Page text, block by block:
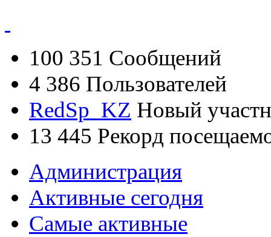
100 351 Сообщений
4 386 Пользователей
RedSp_KZ Новый
13 445 Рекорд
Администрация
Активные сегодня
Самые активные